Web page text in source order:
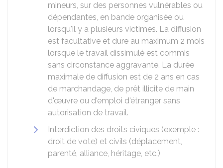
mineurs, sur des personnes vulnérables ou
dépendantes, en bande organisée ou
lorsqu'il y a plusieurs victimes. La diffusion
est facultative et dure au maximum 2 mois
lorsque le travail dissimulé est commis
sans circonstance aggravante. La durée
maximale de diffusion est de 2 ans en cas
de marchandage, de prêt illicite de main
d'œuvre ou d'emploi d'étranger sans
autorisation de travail.
Interdiction des droits civiques (exemple :
droit de vote) et civils (déplacement,
parenté, alliance, héritage, etc.)